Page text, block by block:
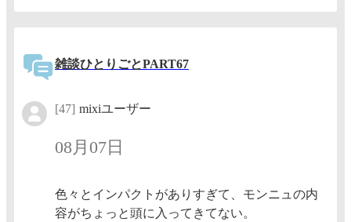
雑談ひとりごとPART67
[47] mixiユーザー
08月07日
色々とインパクトがありすぎて、モンニュの内
容がちょっと頭に入ってきてない。